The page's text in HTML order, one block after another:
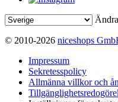
© 2010-2026 niceshops
Impressum
Sekretesspolicy
Allmänna villkor och